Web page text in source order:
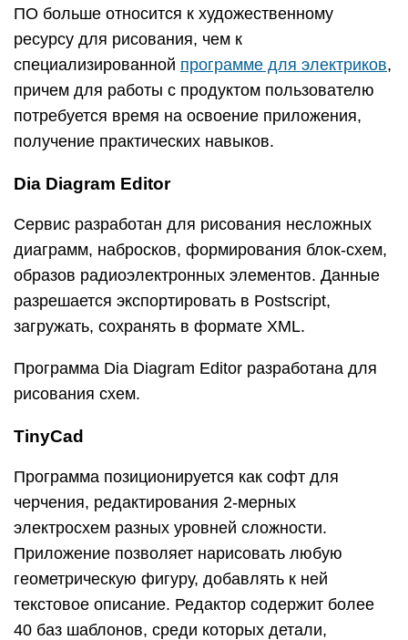
ПО больше относится к художественному
ресурсу для рисования, чем к
специализированной программе для электриков,
причем для работы с продуктом пользователю
потребуется время на освоение приложения,
получение практических навыков.
Dia Diagram Editor
Сервис разработан для рисования несложных
диаграмм, набросков, формирования блок-схем,
образов радиоэлектронных элементов. Данные
разрешается экспортировать в Postscript,
загружать, сохранять в формате XML.
Программа Dia Diagram Editor разработана для
рисования схем.
TinyCad
Программа позиционируется как софт для
черчения, редактирования 2-мерных
электросхем разных уровней сложности.
Приложение позволяет нарисовать любую
геометрическую фигуру, добавлять к ней
текстовое описание. Редактор содержит более
40 баз шаблонов, среди которых детали,